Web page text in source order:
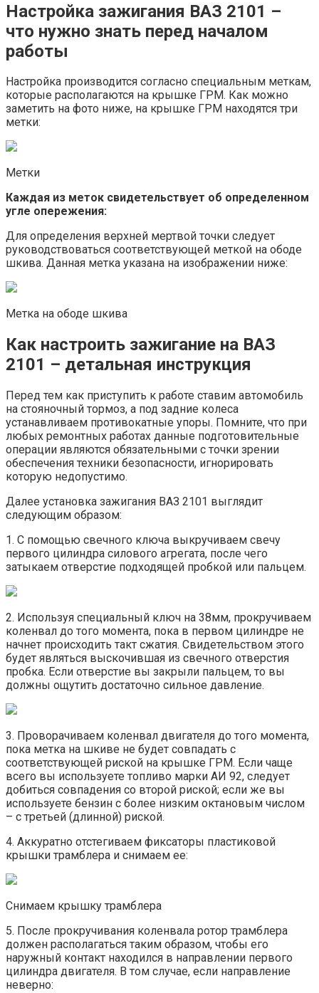
Настройка зажигания ВАЗ 2101 –
что нужно знать перед началом
работы
Настройка производится согласно специальным меткам,
которые располагаются на крышке ГРМ. Как можно
заметить на фото ниже, на крышке ГРМ находятся три
метки:
Метки
Каждая из меток свидетельствует об определенном
угле опережения:
Для определения верхней мертвой точки следует
руководствоваться соответствующей меткой на ободе
шкива. Данная метка указана на изображении ниже:
Метка на ободе шкива
Как настроить зажигание на ВАЗ
2101 – детальная инструкция
Перед тем как приступить к работе ставим автомобиль
на стояночный тормоз, а под задние колеса
устанавливаем противокатные упоры. Помните, что при
любых ремонтных работах данные подготовительные
операции являются обязательными с точки зрении
обеспечения техники безопасности, игнорировать
которую недопустимо.
Далее установка зажигания ВАЗ 2101 выглядит
следующим образом:
1. С помощью свечного ключа выкручиваем свечу
первого цилиндра силового агрегата, после чего
затыкаем отверстие подходящей пробкой или пальцем.
2. Используя специальный ключ на 38мм, прокручиваем
коленвал до того момента, пока в первом цилиндре не
начнет происходить такт сжатия. Свидетельством этого
будет являться выскочившая из свечного отверстия
пробка. Если отверстие вы закрыли пальцем, то вы
должны ощутить достаточно сильное давление.
3. Проворачиваем коленвал двигателя до того момента,
пока метка на шкиве не будет совпадать с
соответствующей риской на крышке ГРМ. Если чаще
всего вы используете топливо марки АИ 92, следует
добиться совпадения со второй риской; если же вы
используете бензин с более низким октановым числом
– с третьей (длинной) риской.
4. Аккуратно отстегиваем фиксаторы пластиковой
крышки трамблера и снимаем ее:
Снимаем крышку трамблера
5. После прокручивания коленвала ротор трамблера
должен располагаться таким образом, чтобы его
наружный контакт находился в направлении первого
цилиндра двигателя. В том случае, если направление
неверно: